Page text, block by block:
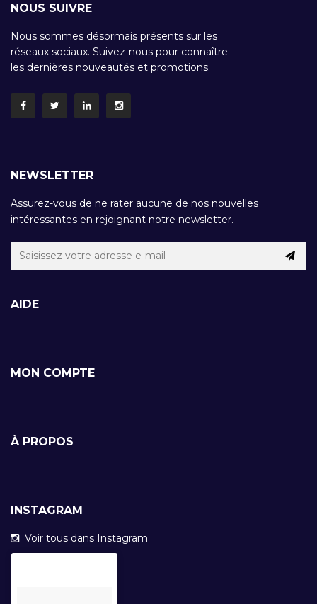
NOUS SUIVRE
Nous sommes désormais présents sur les
réseaux sociaux. Suivez-nous pour connaître
les dernières nouveautés et promotions.
NEWSLETTER
Assurez-vous de ne rater aucune de nos nouvelles
intéressantes en rejoignant notre newsletter.
AIDE
MON COMPTE
À PROPOS
INSTAGRAM
Voir tous dans Instagram